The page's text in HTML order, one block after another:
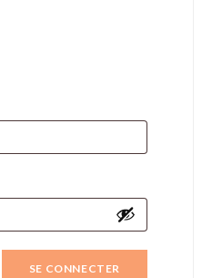
SE CONNECTER